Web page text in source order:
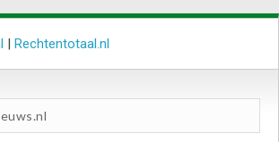
| Rechtentotaal.nl